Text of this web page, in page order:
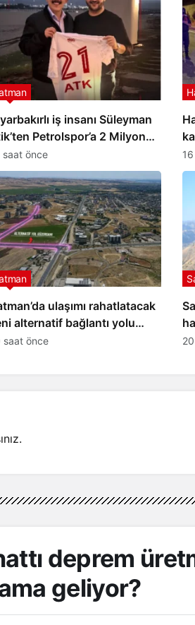
iş insanı Süleyman
Petrolspor’a 2 Milyon
destek
saat önce
ulaşımı rahatlatacak
alternatif bağlantı yolu
başladı
saat önce
.
deprem
geliyor?